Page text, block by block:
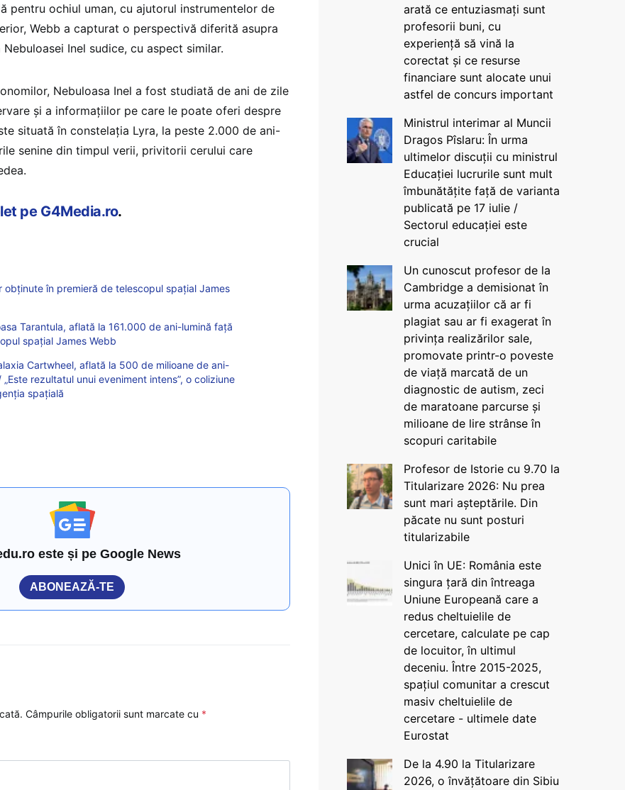
pentru ochiul uman, cu ajutorul instrumentelor de
Webb a capturat o perspectivă diferită asupra
Inel sudice, cu aspect similar.
Nebuloasa Inel a fost studiată de ani de zile
și a informațiilor pe care le poate oferi despre
situată în constelația Lyra, la peste 2.000 de ani-
senine din timpul verii, privitorii cerului care
pe G4Media.ro.
obținute în premieră de telescopul spațial James
Tarantula, aflată la 161.000 de ani-lumină față
spațial James Webb
Cartwheel, aflată la 500 de milioane de ani-
rezultatul unui eveniment intens”, o coliziune
spațială
este și pe Google News
ABONEAZĂ-TE
Câmpurile obligatorii sunt marcate cu *
arată ce entuziasmați sunt
profesorii buni, cu
experiență să vină la
corectat și ce resurse
financiare sunt alocate unui
astfel de concurs important
Ministrul interimar al Muncii
Dragos Pîslaru: În urma
ultimelor discuții cu ministrul
Educației lucrurile sunt mult
îmbunătățite față de varianta
publicată pe 17 iulie /
Sectorul educației este
crucial
Un cunoscut profesor de la
Cambridge a demisionat în
urma acuzațiilor că ar fi
plagiat sau ar fi exagerat în
privința realizărilor sale,
promovate printr-o poveste
de viață marcată de un
diagnostic de autism, zeci
de maratoane parcurse și
milioane de lire strânse în
scopuri caritabile
Profesor de Istorie cu 9.70 la
Titularizare 2026: Nu prea
sunt mari așteptările. Din
păcate nu sunt posturi
titularizabile
Unici în UE: România este
singura țară din întreaga
Uniune Europeană care a
redus cheltuielile de
cercetare, calculate pe cap
de locuitor, în ultimul
deceniu. Între 2015-2025,
spațiul comunitar a crescut
masiv cheltuielile de
cercetare - ultimele date
Eurostat
De la 4.90 la Titularizare
2026, o învățătoare din Sibiu